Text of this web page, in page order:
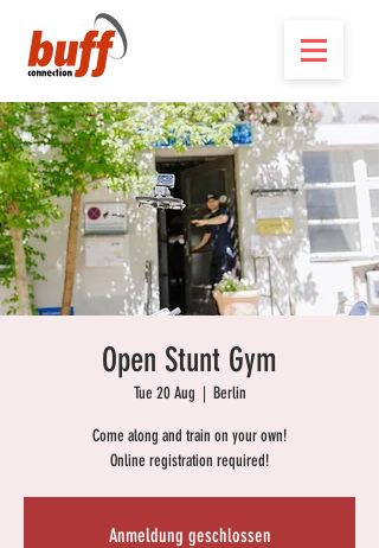
Open Stunt Gym
Tue 20 Aug
  |
Berlin
Come along and train on your own!
Online registration required!
Anmeldung geschlossen